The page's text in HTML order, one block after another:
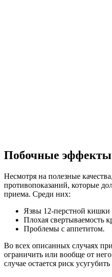
Побочные эффекты
Несмотря на полезные
противопоказаний, которые
приема. Среди них:
Язвы 12-перстной
Плохая свертываемость
Проблемы с аппетитом.
Во всех описанных случаях
ограничить или вообще от
случае остается риск